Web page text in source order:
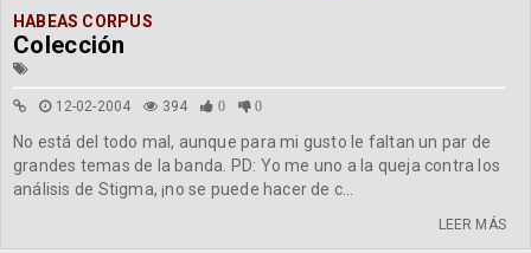
HABEAS CORPUS
Colección
12-02-2004 394 0 0
No está del todo mal, aunque para mi gusto le faltan un par de
grandes temas de la banda. PD: Yo me uno a la queja contra los
análisis de Stigma, ¡no se puede hacer de c...
LEER MÁS